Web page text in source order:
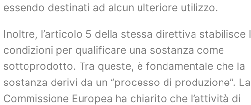
essendo destinati ad alcun ulteriore utilizzo.
Inoltre, l’articolo 5 della stessa direttiva stabilisce
condizioni per qualificare una sostanza come
sottoprodotto. Tra queste, è fondamentale che la
sostanza derivi da un “processo di produzione”. La
Commissione Europea ha chiarito che l’attività di